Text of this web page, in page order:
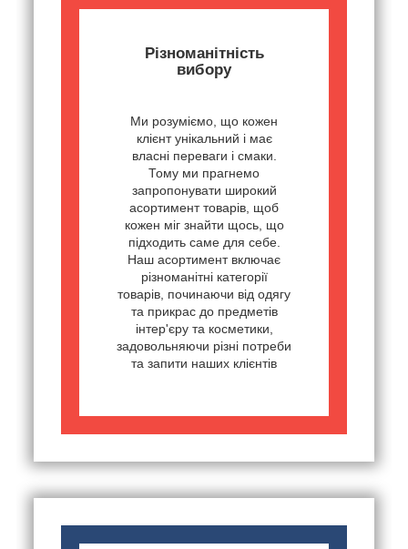
Різноманітність
вибору
Ми розуміємо, що кожен
клієнт унікальний і має
власні переваги і смаки.
Тому ми прагнемо
запропонувати широкий
асортимент товарів, щоб
кожен міг знайти щось, що
підходить саме для себе.
Наш асортимент включає
різноманітні категорії
товарів, починаючи від одягу
та прикрас до предметів
інтер'єру та косметики,
задовольняючи різні потреби
та запити наших клієнтів